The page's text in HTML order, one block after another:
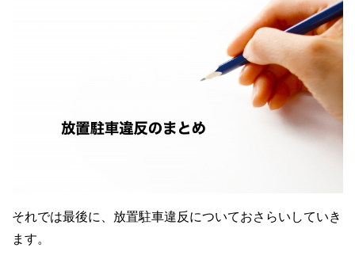
それでは最後に、放置駐車違反についておさらいしていき
ます。